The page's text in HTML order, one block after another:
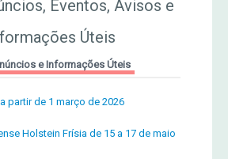
Eventos, Avisos e
Úteis
e Informações Úteis
partir de 1 março de 2026
Holstein Frísia de 15 a 17 de maio